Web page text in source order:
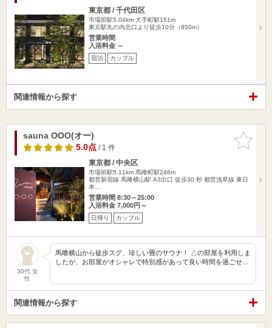
東京都 / 千代田区
市場前駅5.04km 大手町駅151m
東京駅丸の内北口より徒歩10分（850m）
営業時間
入浴料金 ～
宿泊 カップル
関連情報から探す
お気に入
りに追加
sauna OOO(オー)
5.0点/ 1 件
東京都 / 中央区
市場前駅5.11km 馬喰町駅246m
都営新宿線 馬喰横山駅 A3出口 徒歩30 秒 都営浅草線 東日
本…
営業時間 8:30～25:00
入浴料金 7,000円～
日帰り カップル
30代 女
性
馬喰横山から徒歩スグ、珍しい畳のサウナ！ △の部屋を利用しま
したが、お部屋がオシャレで特別感があって良い時間を過ごせ…
関連情報から探す